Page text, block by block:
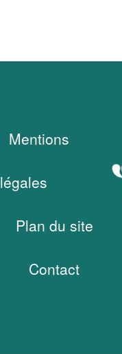
Mentions
légales
Plan du site
Contact